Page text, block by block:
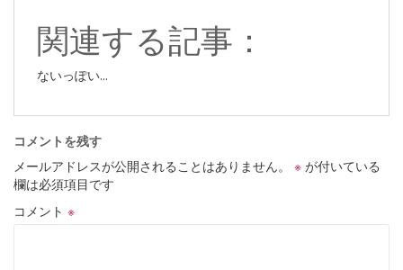
関連する記事：
ないっぽい...
コメントを残す
メールアドレスが公開されることはありません。
※ が付いている
欄は必須項目です
コメント ※